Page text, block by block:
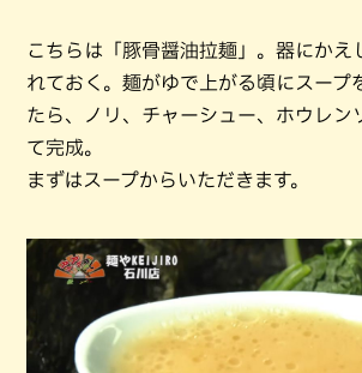
こちらは「豚骨醤油拉麺」。器にかえ
れておく。麺がゆで上がる頃にスープ
たら、ノリ、チャーシュー、ホウレン
て完成。
まずはスープからいただきます。